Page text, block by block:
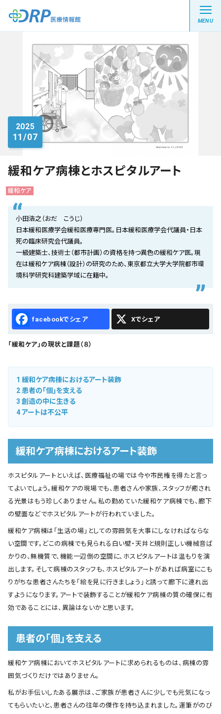
MENU
最新の注目記事
栄養健康レシピ
医療系学生記事
健康川柳
DRP医療情報館とは?
会社概要
お知らせ
お問い合わせ
2025
11/07
緩和ケア病棟とホスピタルアート
緩和ケア
小田浩之（おだ こうじ）
日本緩和医療学会緩和医療専門医。日本緩和医療学会代議員・日本
死の臨床研究会代議員。
一級建築士、技術士（都市計画）の資格を持つ異色の緩和ケア医。現
在は緩和ケア病棟（設計）の研究のため、東京都立大学大学院都市環
境科学研究科建築学域に在籍中。
Facebook X
「緩和ケア」の現状と課題（８）
1 緩和ケア病棟におけるアート装飾
2 患者の｢個｣を支える
3 創造の中に生きる
4アートは不公平
緩和ケア病棟におけるアート装飾
ホスピタルアートといえば、医療福祉の場では今や市民権を得たと言っ
てよいでしょう。緩和ケアの現場でも、患者さんや家族、スタッフが癒され
る光景はもう珍しくありません。私の勤めていた緩和ケア病棟でも、廊下
の壁面などでホスピタルアートが行われていました。
緩和ケア病棟は｢生活の場｣としての雰囲気を大事にしなければならな
い空間です。どこの病棟でも見られる白い壁・天井と規則正しい機械音ば
かりの、無機質で、機能一辺倒の空間に、ホスピタルアートは温もりを演
出します。そして病棟のスタッフも、ホスピタルアートがあれば病室にこも
りがちな患者さんたちを｢絵を見に行きましょう｣と誘って廊下に連れ出
すようになります。アートで装飾することが緩和ケア病棟の質の確保に有
効であることには、異論はないかと思います。
患者の｢個｣を支える
緩和ケア病棟においてホスピタルアートに求められるものは、病棟の雰
囲気づくりだけではありません。
私がお手伝いしたある展示は、ご家族が患者さんに少しでも元気になっ
てもらいたいと、患者さんの往年の傑作を持ち込まれました。運筆がのび